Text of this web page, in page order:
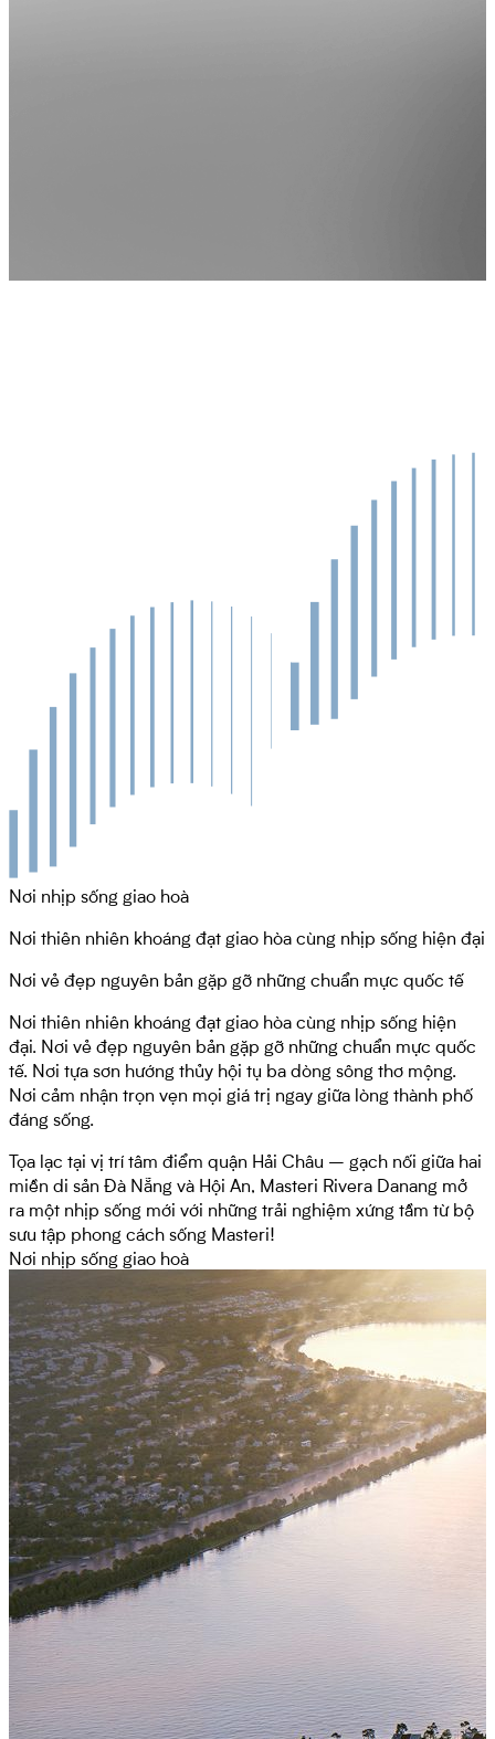
Nơi nhịp sống giao hoà
Nơi thiên nhiên khoáng đạt giao hòa cùng nhịp sống hiện đại
Nơi vẻ đẹp nguyên bản gặp gỡ nhữngchuẩn mực quốc tế
Nơi thiên nhiên khoáng đạt giao hòa cùng nhịp sống hiện
đại. Nơi vẻ đẹp nguyên bản gặp gỡ những chuẩn mực quốc
tế. Nơi tựa sơn hướng thủy hội tụ ba dòng sông thơ mộng.
Nơi cảm nhận trọn vẹn mọi giá trị ngay giữa lòng thành phố
đáng sống.
Tọa lạc tại vị trí tâm điểm quận Hải Châu – gạch nối giữa hai
miền di sản Đà Nẵng và Hội An, Masteri Rivera Danang mở
ra một nhịp sống mới với những trải nghiệm xứng tầm từ bộ
sưu tập phong cách sống Masteri!
Nơi nhịp sống giao hoà